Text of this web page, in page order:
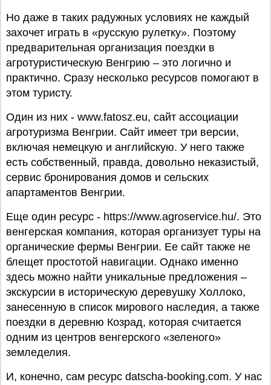
Но даже в таких радужных условиях не каждый
захочет играть в «русскую рулетку». Поэтому
предварительная организация поездки в
агротуристическую Венгрию – это логично и
практично. Сразу несколько ресурсов помогают в
этом туристу.
Один из них - www.fatosz.eu, сайт ассоциации
агротуризма Венгрии. Сайт имеет три версии,
включая немецкую и английскую. У него также
есть собственный, правда, довольно неказистый,
сервис бронирования домов и сельских
апартаментов Венгрии.
Еще один ресурс - https://www.agroservice.hu/. Это
венгерская компания, которая организует туры на
органические фермы Венгрии. Ее сайт также не
блещет простотой навигации. Однако именно
здесь можно найти уникальные предложения –
экскурсии в историческую деревушку Холлоко,
занесенную в список мирового наследия, а также
поездки в деревню Козрад, которая считается
одним из центров венгерского «зеленого»
земледелия.
И, конечно, сам ресурс datscha-booking.com. У нас